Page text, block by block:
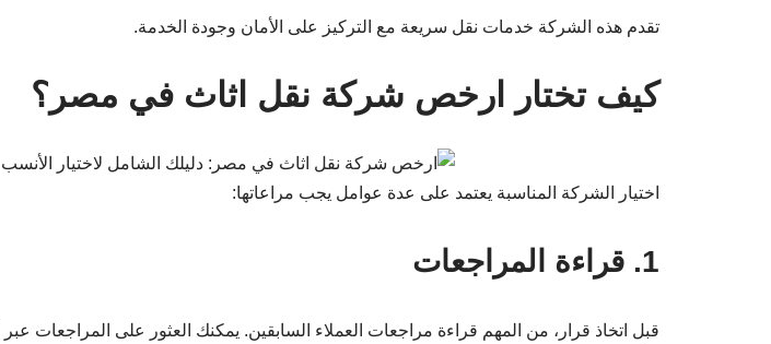
تقدم هذه الشركة خدمات نقل سريعة مع التركيز على الأمان وجودة الخدمة.
كيف تختار ارخص شركة نقل اثاث في مصر؟
اختيار الشركة المناسبة يعتمد على عدة عوامل يجب مراعاتها:
1. قراءة المراجعات
قبل اتخاذ قرار، من المهم قراءة مراجعات العملاء السابقين. يمكنك العثور على المراجعات عبر